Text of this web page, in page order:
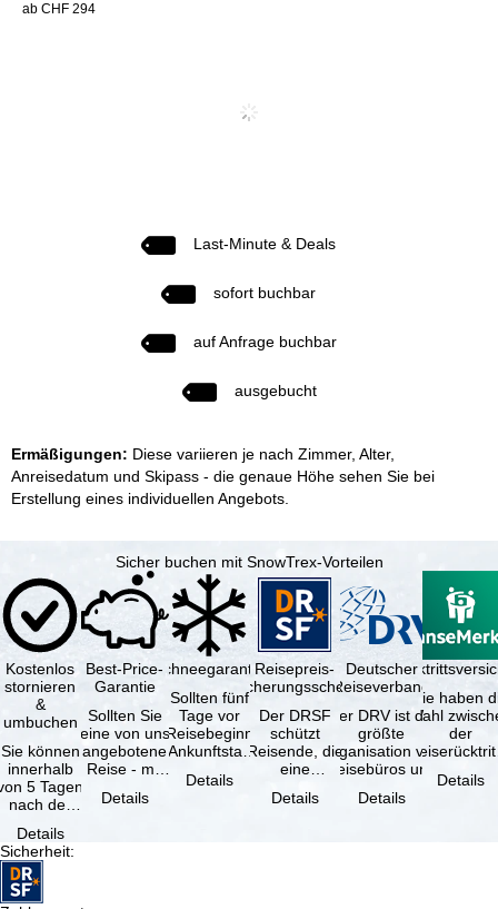
ab CHF 294
Last-Minute & Deals
sofort buchbar
auf Anfrage buchbar
ausgebucht
Ermäßigungen: Diese variieren je nach Zimmer, Alter,
Anreisedatum und Skipass - die genaue Höhe sehen Sie bei
Erstellung eines individuellen Angebots.
Sicher buchen mit SnowTrex-Vorteilen
Kostenlos
stornieren
&
umbuchen
Sie können
innerhalb
5 Tagen
nach der
kostenfrei
…
Details
Best-Price-
Garantie
Sollten Sie
eine von uns
angebotene
Reise - mit
Leistung und
Details
Schneegarantie
Sollten fünf
Tage vor
Reisebeginn
(Ankunftstag)
aufgrund von
Schneemangel
Details
Reisepreis-
Sicherungsschein
Der DRSF
schützt
Reisende, die
eine
oder
Details
Deutscher
Reiseverband
Der DRV ist die
größte
Organisation von
Reisebüros und
Reiseveranstaltern
in …
Details
Sie haben
Wahl
der
(inklusive
Details
Sicherheit: